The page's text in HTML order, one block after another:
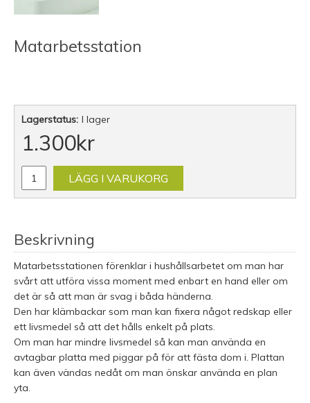
Matarbetsstation
Lagerstatus: I lager
1.300kr
LÄGG I VARUKORG
Beskrivning
Matarbetsstationen förenklar i hushållsarbetet om man har
svårt att utföra vissa moment med enbart en hand eller om
det är så att man är svag i båda händerna.
Den har klämbackar som man kan fixera något redskap eller
ett livsmedel så att det hålls enkelt på plats.
Om man har mindre livsmedel så kan man använda en
avtagbar platta med piggar på för att fästa dom i. Plattan
kan även vändas nedåt om man önskar använda en plan
yta.